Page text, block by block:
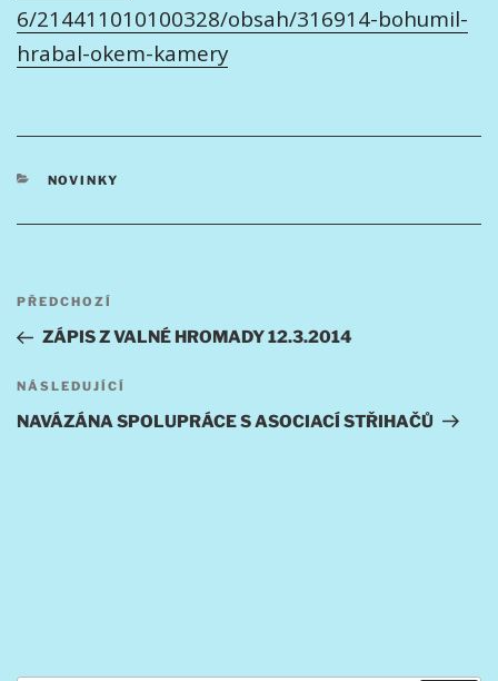
6/214411010100328/obsah/316914-bohumil-
hrabal-okem-kamery
RUBRIKY
NOVINKY
příspěvek
Předchozí
příspěvek
PŘEDCHOZÍ
ZÁPIS Z VALNÉ HROMADY 12.3.2014
Následující
příspěvek
NÁSLEDUJÍCÍ
NAVÁZÁNA SPOLUPRÁCE S ASOCIACÍ STŘIHAČŮ